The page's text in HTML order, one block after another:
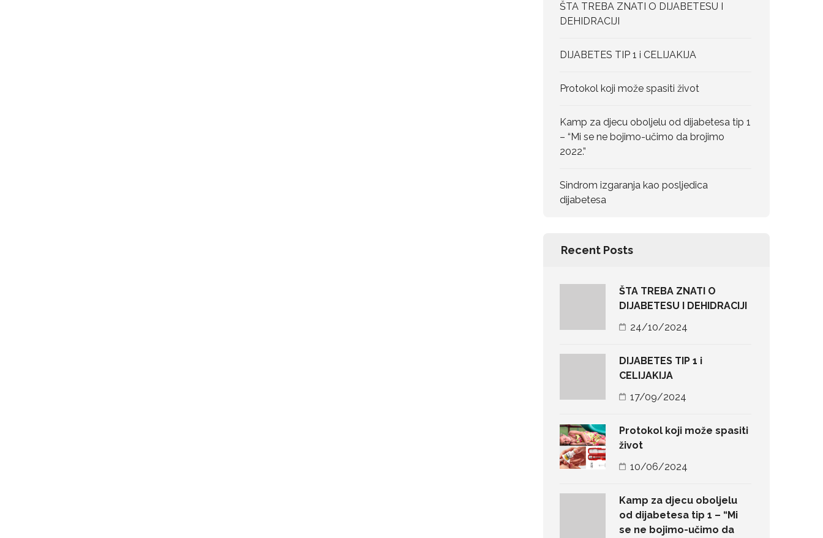
ŠTA TREBA ZNATI O DIJABETESU I
DEHIDRACIJI
DIJABETES TIP 1 i CELIJAKIJA
Protokol koji može spasiti život
Kamp za djecu oboljelu od dijabetesa tip 1
– “Mi se ne bojimo-učimo da brojimo
2022.”
Sindrom izgaranja kao posljedica
dijabetesa
Recent Posts
ŠTA TREBA ZNATI O
DIJABETESU I DEHIDRACIJI
24/10/2024
DIJABETES TIP 1 i
CELIJAKIJA
17/09/2024
Protokol koji može spasiti
život
10/06/2024
Kamp za djecu oboljelu
od dijabetesa tip 1 – “Mi
se ne bojimo-učimo da